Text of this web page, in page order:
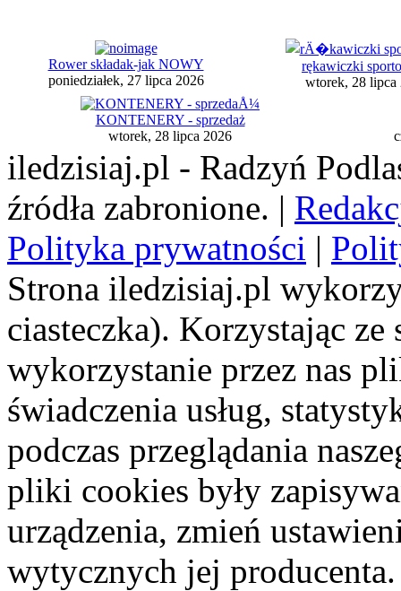
Rower składak-jak NOWY
poniedziałek, 27 lipca 2026
rękawiczki
wtorek, 28 lipca
KONTENERY - sprzedaż
wtorek, 28 lipca 2026
iledzisiaj.pl - Radzyń
źródła zabronione. |
Polityka prywatności |
Strona iledzisiaj.pl
ciasteczka). Korzystając
wykorzystanie przez nas
świadczenia usług,
podczas przeglądania
pliki cookies były
urządzenia, zmień
wytycznych jej producenta.